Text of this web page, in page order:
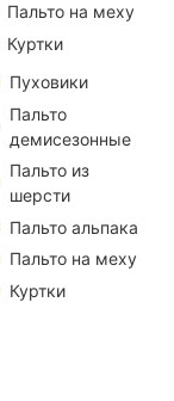
Пальто на меху
Куртки
Пуховики
Пальто
демисезонные
Пальто из
шерсти
Пальто альпака
Пальто на меху
Куртки